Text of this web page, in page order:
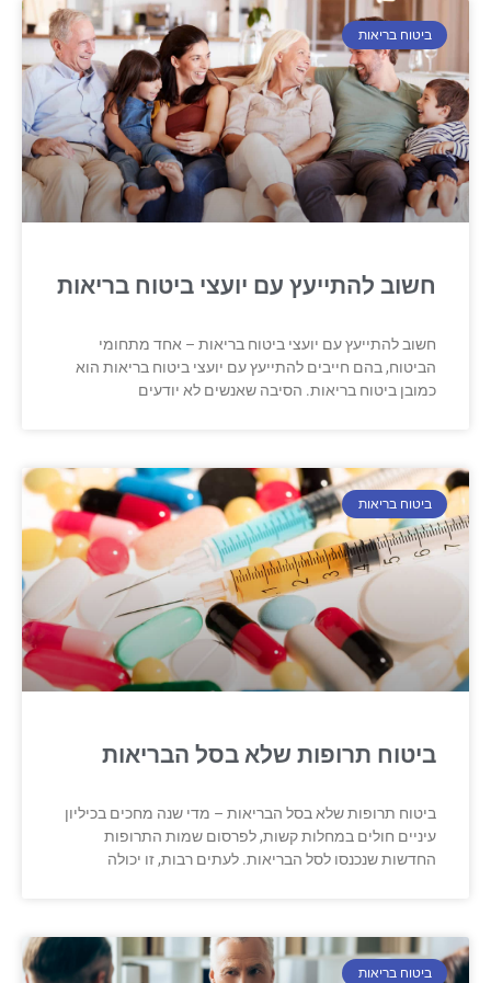
ביטוח בריאות
חשוב להתייעץ עם יועצי ביטוח בריאות
חשוב להתייעץ עם יועצי ביטוח בריאות – אחד מתחומי
הביטוח, בהם חייבים להתייעץ עם יועצי ביטוח בריאות הוא
כמובן ביטוח בריאות. הסיבה שאנשים לא יודעים
ביטוח בריאות
ביטוח תרופות שלא בסל הבריאות
ביטוח תרופות שלא בסל הבריאות – מדי שנה מחכים בכיליון
עיניים חולים במחלות קשות, לפרסום שמות התרופות
החדשות שנכנסו לסל הבריאות. לעתים רבות, זו יכולה
ביטוח בריאות